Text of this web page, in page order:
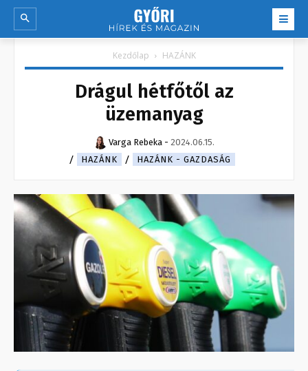
Kezdőlap HAZÁNK
Drágul hétfőtől az
üzemanyag
Varga Rebeka - 2024.06.15.
HAZÁNK
HAZÁNK - GAZDASÁG